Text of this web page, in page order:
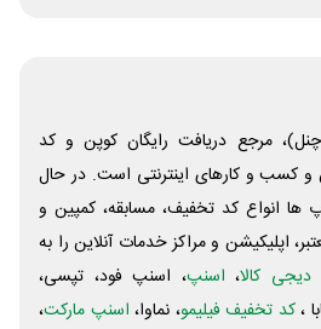
مرجع دریافت رایگان کوپن و کد
و کسب و‌ کارهای اینترنتی است. در حال
ها انواع کد تخفیف، مسابقه، کمپین و
اپلیکیشن و مراکز خدمات آنلاین را به
دیجی کالا، اسنپ، اسنپ فود، تپسی،
،کد تخفیف فیلیمو، نماوا، اسنپ مارکت،